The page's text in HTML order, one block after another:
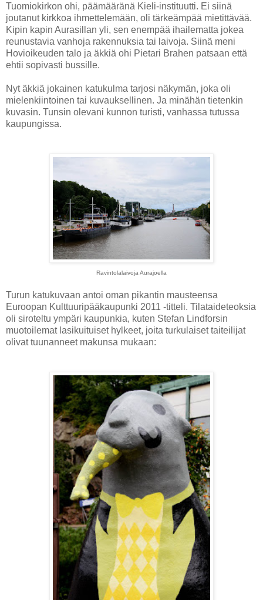
Tuomiokirkon ohi, päämääränä Kieli-instituutti. Ei siinä
joutanut kirkkoa ihmettelemään, oli tärkeämpää mietittävää.
Kipin kapin Aurasillan yli, sen enempää ihailematta jokea
reunustavia vanhoja rakennuksia tai laivoja. Siinä meni
Hovioikeuden talo ja äkkiä ohi Pietari Brahen patsaan että
ehtii sopivasti bussille.
Nyt äkkiä jokainen katukulma tarjosi näkymän, joka oli
mielenkiintoinen tai kuvauksellinen. Ja minähän tietenkin
kuvasin. Tunsin olevani kunnon turisti, vanhassa tutussa
kaupungissa.
Ravintolalaivoja Aurajoella
Turun katukuvaan antoi oman pikantin mausteensa
Euroopan Kulttuuripääkaupunki 2011 -titteli. Tilataideteoksia
oli siroteltu ympäri kaupunkia, kuten Stefan Lindforsin
muotoilemat lasikuituiset hylkeet, joita turkulaiset taiteilijat
olivat tuunanneet makunsa mukaan: